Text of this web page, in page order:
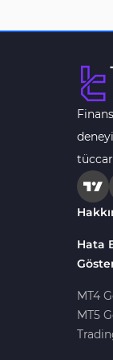
Pivot
Para
Akıllı
Destek
Hata
MT4
MT5